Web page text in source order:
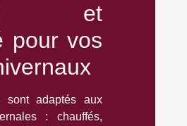
et
pour vos
sont adaptés aux
: chauffés,